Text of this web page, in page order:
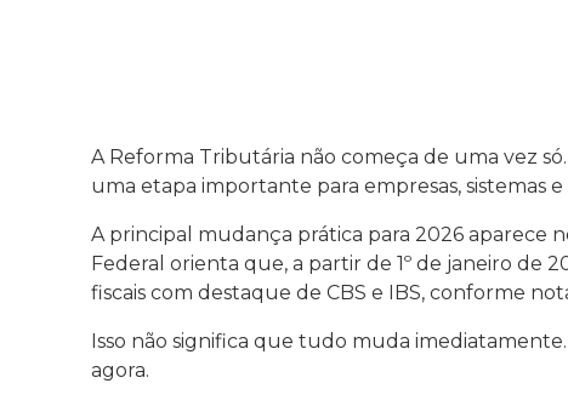
A Reforma Tributária não começa de uma vez
uma etapa importante para empresas, sistemas
A principal mudança prática para 2026 aparece
Federal orienta que, a partir de 1º de janeiro de
fiscais com destaque de CBS e IBS, conforme
Isso não significa que tudo muda
agora.